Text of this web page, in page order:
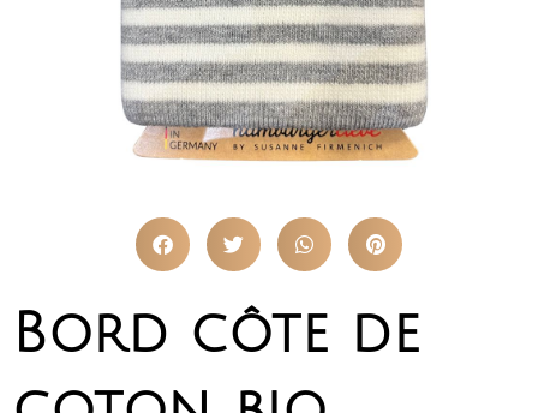
Bord côte de